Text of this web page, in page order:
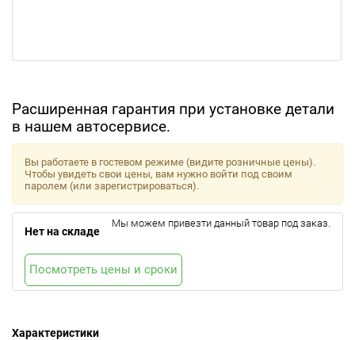
Расширенная гарантия при установке детали
в нашем автосервисе.
Характеристики
Вы работаете в гостевом режиме (видите розничные цены).
Чтобы увидеть свои цены, вам нужно войти под своим
паролем (или зарегистрироваться).
Нет на складе
Мы можем привезти данный товар под заказ.
Посмотреть цены и сроки